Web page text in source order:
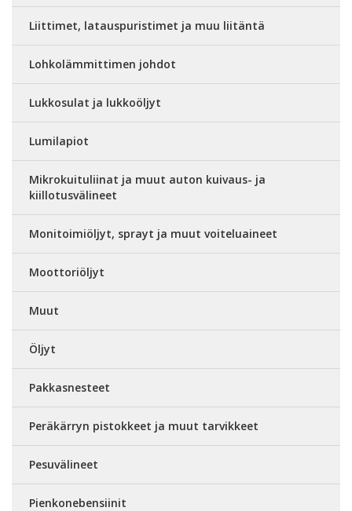
Liittimet, latauspuristimet ja muu liitäntä
Lohkolämmittimen johdot
Lukkosulat ja lukkoöljyt
Lumilapiot
Mikrokuituliinat ja muut auton kuivaus- ja
kiillotusvälineet
Monitoimiöljyt, sprayt ja muut voiteluaineet
Moottoriöljyt
Muut
Öljyt
Pakkasnesteet
Peräkärryn pistokkeet ja muut tarvikkeet
Pesuvälineet
Pienkonebensiinit